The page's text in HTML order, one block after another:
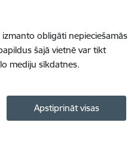
obligāti nepieciešamās
šajā vietnē var tikt
mediju sīkdatnes.
Apstiprināt visas